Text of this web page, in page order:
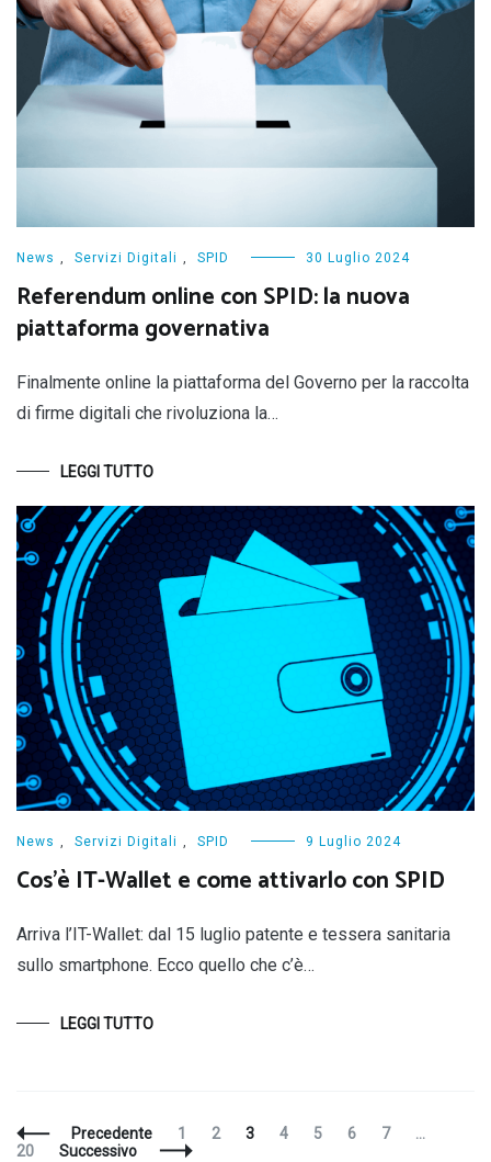
News Servizi Digitali SPID 30 Luglio 2024
Referendum online con SPID: la nuova
piattaforma governativa
Finalmente online la piattaforma del Governo per la raccolta
di firme digitali che rivoluziona la…
LEGGI TUTTO
News , Servizi Digitali , SPID 9 Luglio 2024
Cos’è IT-Wallet e come attivarlo con SPID
Arriva l’IT-Wallet: dal 15 luglio patente e tessera sanitaria
sullo smartphone. Ecco quello che c’è…
LEGGI TUTTO
Navigazione
articoli
Precedente Pagina
1 Pagina
2 Pagina
3 Pagina
4 Pagina
5 Pagina
6 Pagina
7 …
20
Successivo